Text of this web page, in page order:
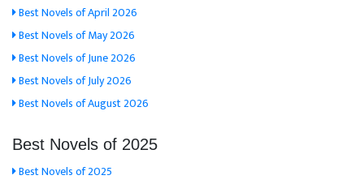
Best Novels of April 2026
Best Novels of May 2026
Best Novels of June 2026
Best Novels of July 2026
Best Novels of August 2026
Best Novels of 2025
Best Novels of 2025